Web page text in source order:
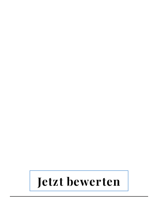
Jetzt bewerten